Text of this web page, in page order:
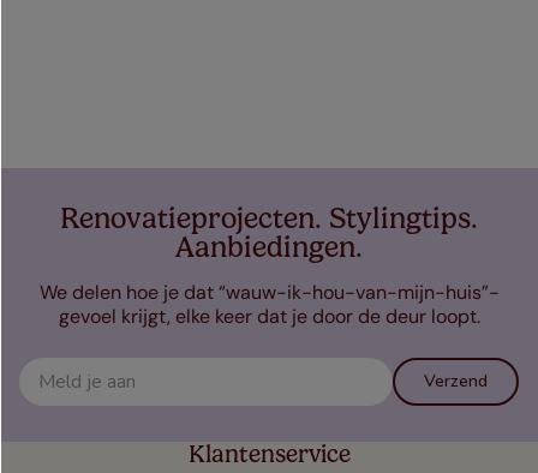
Renovatieprojecten. Stylingtips.
Aanbiedingen.
We delen hoe je dat “wauw-ik-hou-van-mijn-huis”-
gevoel krijgt, elke keer dat je door de deur loopt.
Verzend
Klantenservice